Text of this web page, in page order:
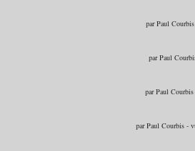
par Paul
par Paul
par Paul
par Paul Courbis -